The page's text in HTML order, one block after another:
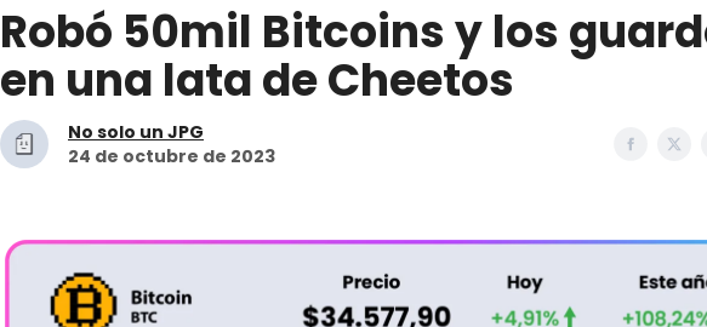
Robó 50mil Bitcoins y los
en una lata de Cheetos
No solo un JPG
24 de octubre de 2023